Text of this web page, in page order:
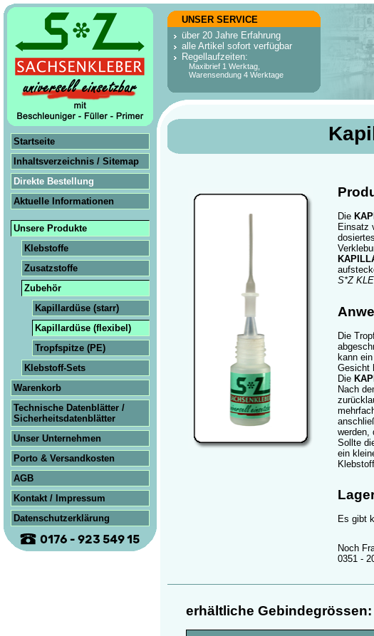
UNSER SERVICE
über 20 Jahre Erfahrung
alle Artikel sofort verfügbar
Regellaufzeiten:
Maxibrief 1 Werktag,
Warensendung 4 Werktage
Startseite
Inhaltsverzeichnis / Sitemap
Direkte Bestellung
Aktuelle Informationen
Unsere Produkte
Klebstoffe
Zusatzstoffe
Zubehör
Kapillar­düse (starr)
Kapillardüse (flexibel)
Tropf­spitze (PE)
Klebstoff-Sets
Warenkorb
Technische Datenblätter /
Sicherheits­datenblätter
Unser Unternehmen
Porto & Versandkosten
AGB
Kontakt / Impressum
Datenschutzerklärung
Die
Einsatz
S*Z
Die
kann
Gesicht
Die
Nach
werden,
Sollte
ein
Es gibt
Noch
0351 -
erhältliche Gebindegrössen: